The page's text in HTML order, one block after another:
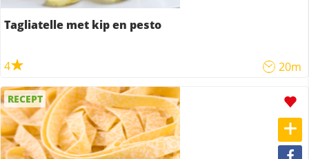
Tagliatelle met kip en pesto
4 20m
RECEPT